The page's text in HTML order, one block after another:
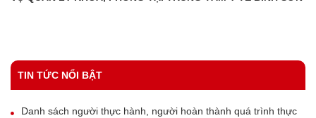
TIN TỨC NỔI BẬT
Danh sách người thực hành, người hoàn thành quá trình thực